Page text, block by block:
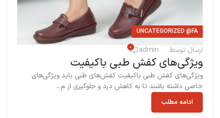
UNCATEGORIZED @FA
ارسال توسط admin
0
ویژگی‌های کفش طبی باکیفیت
ویژگی‌های کفش طبی باکیفیت کفش‌های طبی باید ویژگی‌های
خاصی داشته باشند تا به کاهش درد و جلوگیری از م...
ادامه مطلب